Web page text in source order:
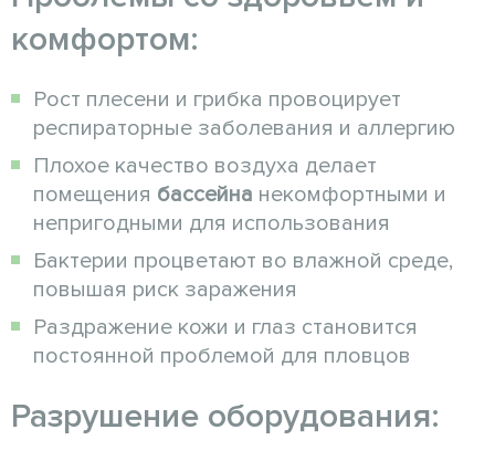
комфортом:
Рост плесени и грибка провоцирует
респираторные заболевания и аллергию
Плохое качество воздуха делает
помещения бассейна некомфортными и
непригодными для использования
Бактерии процветают во влажной среде,
повышая риск заражения
Раздражение кожи и глаз становится
постоянной проблемой для пловцов
Разрушение оборудования: